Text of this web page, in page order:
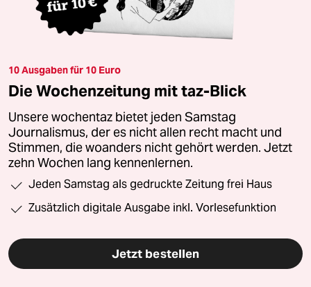
10 Ausgaben für 10 Euro
Die Wochenzeitung mit taz-Blick
Unsere wochentaz bietet jeden Samstag
Journalismus, der es nicht allen recht macht und
Stimmen, die woanders nicht gehört werden. Jetzt
zehn Wochen lang kennenlernen.
Jeden Samstag als gedruckte Zeitung frei Haus
Zusätzlich digitale Ausgabe inkl. Vorlesefunktion
Jetzt bestellen